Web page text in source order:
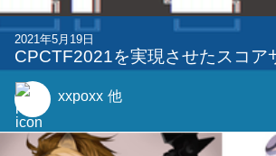
2021年5月19日
CPCTF2021を実現させたスコア
xxpoxx 他